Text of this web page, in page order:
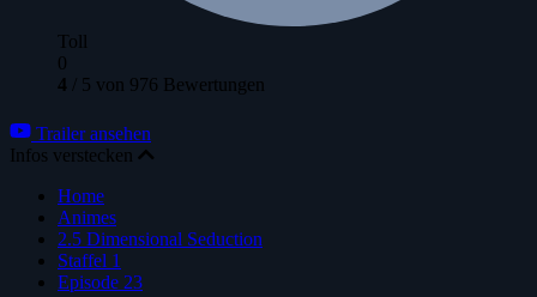
Toll
0
4 / 5 von 976 Bewertungen
Trailer ansehen
Infos verstecken
Home
Animes
2.5 Dimensional Seduction
Staffel 1
Episode 23